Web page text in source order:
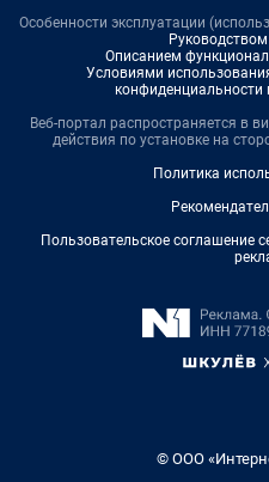
Особенности эксплуатации
Описанием
Условиями
Веб-портал распространяется в
действия по установке на
Политика
Пользовательское соглашение
© ООО